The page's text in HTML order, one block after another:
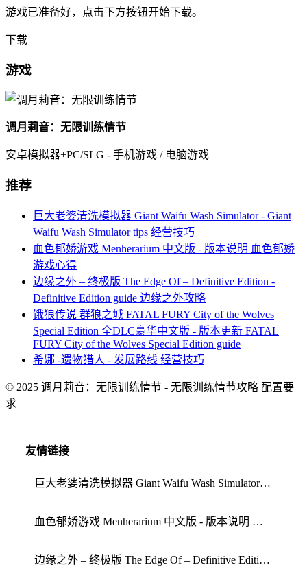
游戏已准备好，点击下方按钮开始下载。
下载
游戏
调月莉音：无限训练情节
安卓模拟器+PC/SLG - 手机游戏 / 电脑游戏
推荐
巨大老婆清洗模拟器 Giant Waifu Wash Simulator - Giant
Waifu Wash Simulator tips 经营技巧
血色郁娇游戏 Menherarium 中文版 - 版本说明 血色郁娇
游戏心得
边缘之外 – 终极版 The Edge Of – Definitive Edition -
Definitive Edition guide 边缘之外攻略
饿狼传说 群狼之城 FATAL FURY City of the Wolves
Special Edition 全DLC豪华中文版 - 版本更新 FATAL
FURY City of the Wolves Special Edition guide
希娜 -遗物猎人 - 发展路线 经营技巧
© 2025 调月莉音：无限训练情节 - 无限训练情节攻略 配置要
求
友情链接
巨大老婆清洗模拟器 Giant Waifu Wash Simulator - Giant Waifu Wash Simulator tips 经营技巧
血色郁娇游戏 Menherarium 中文版 - 版本说明 血色郁娇游戏心得
边缘之外 – 终极版 The Edge Of – Definitive Edition - Definitive Edition guide 边缘之外攻略